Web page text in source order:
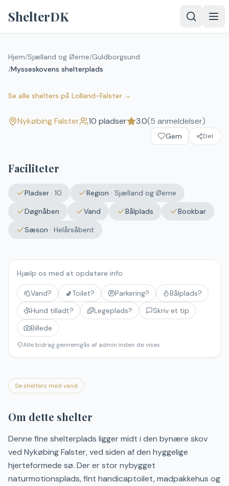
ShelterDK
Hjem/Sjælland og Øerne/Guldborgsund
/Mysseskovens shelterplads
Se alle shelters på Lolland-Falster →
Mysseskovens shelterplads
3.0 5 anmeldelser) Nykøbing Falster
Nykøbing Falster 10 pladser 3.0(5 anmeldelser)
Gem Del
Faciliteter
Pladser · 10 Region · Sjælland og Øerne
Døgnåben
Vand Bålplads
Bookbar
Sæson · Helårsåbent
Hjælp os med at opdatere info
Vand? 🚽Toilet? Parkering?
Bålplads?
Hund tilladt?
Legeplads?
Skriv et tip
Billede
Alle bidrag gennemgås af admin inden de vises
Se shelters med vand
Om dette shelter
Denne fine shelterplads ligger midt i den bynære skov
ved Nykøbing Falster, ved siden af den hyggelige
hjerteformede sø. Der er stor nybygget
naturmotionsplads, fint handicaptoilet, madpakkehus og